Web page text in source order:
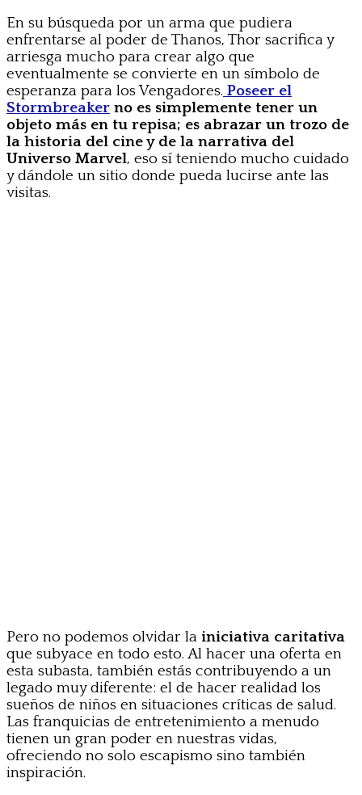
En su búsqueda por un arma que pudiera
enfrentarse al poder de Thanos, Thor sacrifica y
arriesga mucho para crear algo que
eventualmente se convierte en un símbolo de
esperanza para los Vengadores. Poseer el
Stormbreaker no es simplemente tener un
objeto más en tu repisa; es abrazar un trozo de
la historia del cine y de la narrativa del
Universo Marvel, eso sí teniendo mucho cuidado
y dándole un sitio donde pueda lucirse ante las
visitas.
Pero no podemos olvidar la iniciativa caritativa
que subyace en todo esto. Al hacer una oferta en
esta subasta, también estás contribuyendo a un
legado muy diferente: el de hacer realidad los
sueños de niños en situaciones críticas de salud.
Las franquicias de entretenimiento a menudo
tienen un gran poder en nuestras vidas,
ofreciendo no solo escapismo sino también
inspiración.